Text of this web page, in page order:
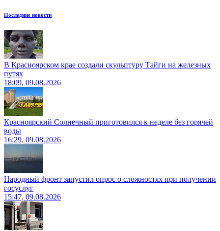
Последние новости
В Красноярском крае создали скульптуру Тайги на железных
путях
18:09, 09.08.2026
Красноярский Солнечный приготовился к неделе без горячей
воды
16:29, 09.08.2026
Народный фронт запустил опрос о сложностях при получении
госуслуг
15:47, 09.08.2026